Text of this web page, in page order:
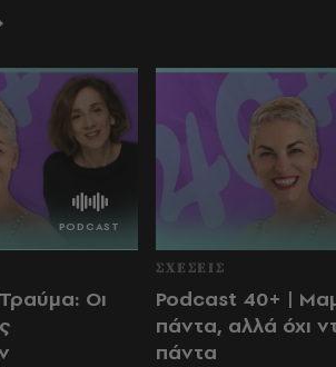
Οι
ΣΧΕΣΕΙΣ
Podcast 40+ |
πάντα, αλλά όχι
πάντα